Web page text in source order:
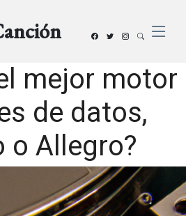
mejor motor
de datos,
o Allegro?